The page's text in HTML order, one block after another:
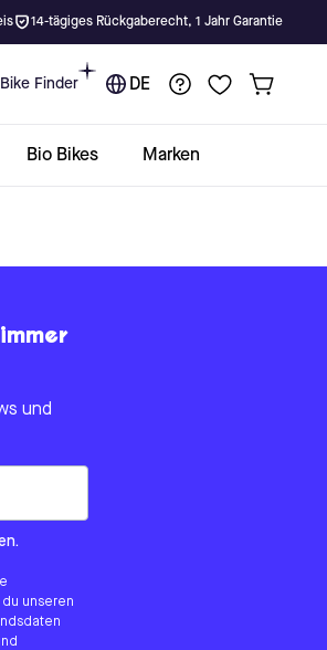
14-tägiges Rückgaberecht, 1 Jahr Garantie
Bike Finder DE
Bio Bikes Marken
und
unseren